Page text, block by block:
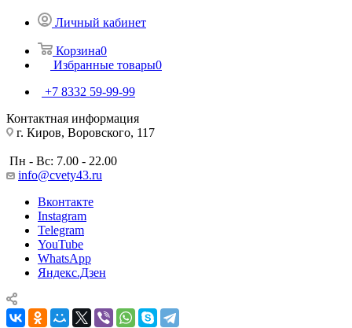
Личный кабинет
Корзина0
Избранные товары0
+7 8332 59-99-99
Контактная информация
г. Киров, Воровского, 117
Пн - Вс: 7.00 - 22.00
info@cvety43.ru
Вконтакте
Instagram
Telegram
YouTube
WhatsApp
Яндекс.Дзен